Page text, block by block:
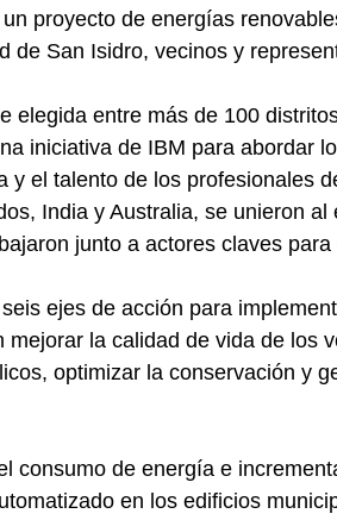
proyecto de energías
de San Isidro, vecinos y
elegida entre más de 100
iniciativa de IBM para abordar
y el talento de los profesionales
India y Australia, se unieron
junto a actores claves
ejes de acción para
mejorar la calidad de vida de los
optimizar la conservación y
consumo de energía e
en los edificios